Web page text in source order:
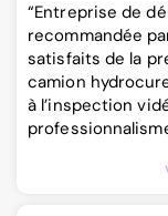
“Entreprise de
recommandée
satisfaits de la
camion
à l’inspection